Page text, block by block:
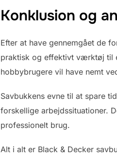
Konklusion og
Efter at have gennemgået de
praktisk og effektivt værktøj til
hobbybrugere vil have nemt
Savbukkens evne til at spare
forskellige arbejdssituationer.
professionelt brug.
Alt i alt er Black & Decker